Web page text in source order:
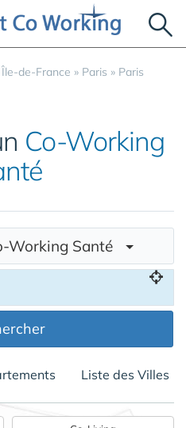
Île-de-France » Paris » Paris
Co-Working
Working Santé
Liste des Villes